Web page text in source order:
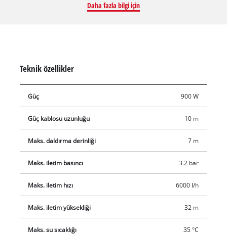
sağlam bir basınç bağlantısına sahiptir. GC-PP 900 N'nin
şamandıra anahtarı ve bir indirme halatını sabitlemek için iki
askı halkası ile donatılmıştır.
Daha fazla bilgi için
Teknik özellikler
Güç 900 W
Güç kablosu uzunluğu 10 m
Maks. daldırma derinliği 7 m
Maks. iletim basıncı 3.2 bar
Maks. iletim hızı 6000 l/h
Maks. iletim yüksekliği 32 m
Maks. su sıcaklığı 35 °C